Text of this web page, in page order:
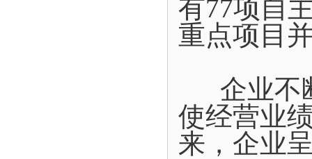
有77项自
重点项目
企业不
使经营业
来，企业